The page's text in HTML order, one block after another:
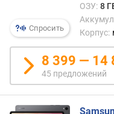
а
в
а
я
Спросить
ОЗУ: 8
Корпус:
8 399 — 14
45 предложений